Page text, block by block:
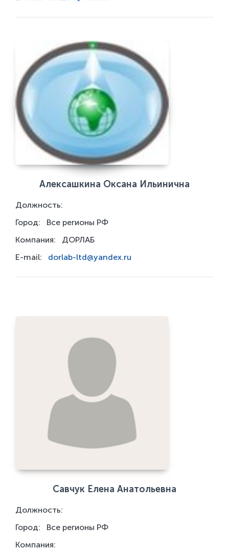
Алексашкина Оксана Ильинична
Должность:
Город:
Все регионы РФ
Компания:
ДОРЛАБ
E-mail:
dorlab-ltd@yandex.ru
Савчук Елена Анатольевна
Должность:
Город:
Все регионы РФ
Компания: